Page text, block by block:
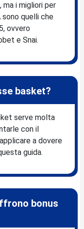
ma i migliori per
quelli che
ovvero
e Snai.
basket?
serve molta
con il
a dovere
guida.
bonus